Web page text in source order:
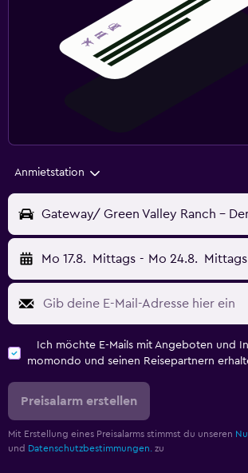
Anmietstation
Gateway/ Green Valley Ranch -
Mo 17.8. Mittags - Mo 24.8. Mittags
Ich möchte E-Mails mit Angeboten und
momondo und seinen Reisepartnern
Preisalarm erstellen
Mit Erstellung eines Preisalarms stimmst du unseren
und Datenschutzbestimmungen. zu